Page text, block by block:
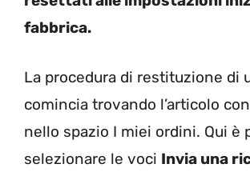
fabbrica.
La procedura di restituzione di
comincia trovando l’articolo
nello spazio I miei ordini. Qui è
selezionare le voci Invia una